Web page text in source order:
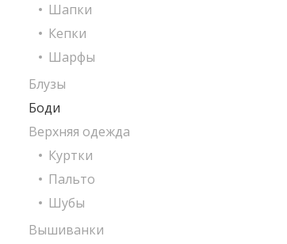
Шапки
Кепки
Шарфы
Блузы
Боди
Верхняя одежда
Куртки
Пальто
Шубы
Вышиванки